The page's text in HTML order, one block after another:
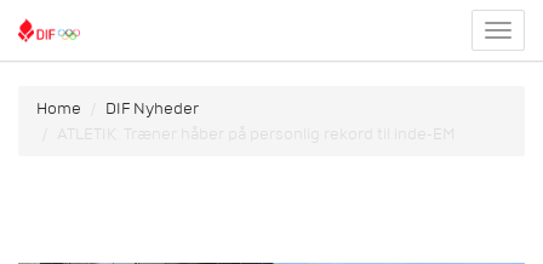
menu
Home
DIF Nyheder
ATLETIK: Træner håber på personlig rekord til inde-EM